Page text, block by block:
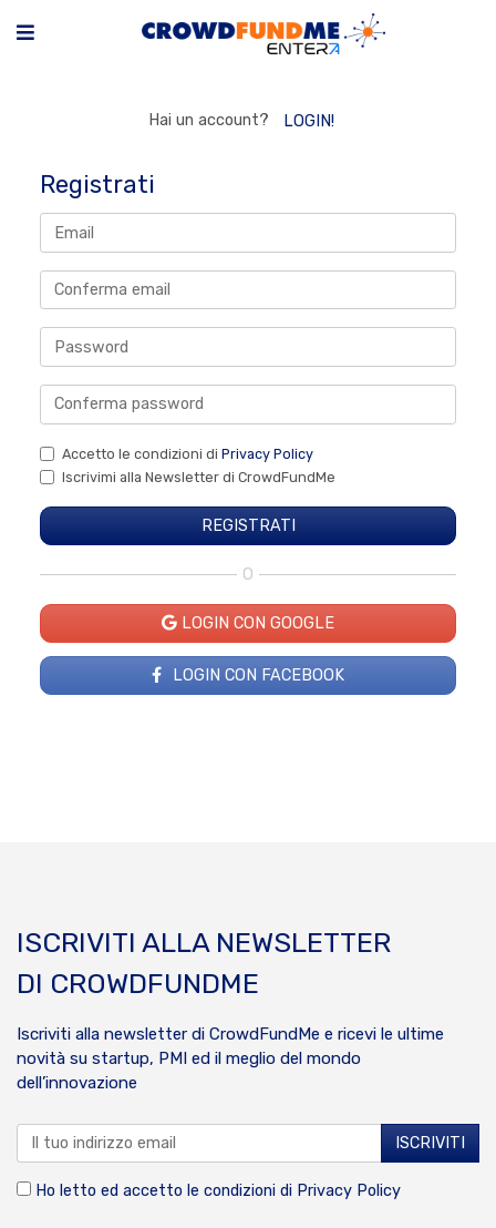
Hai un account? LOGIN!
Registrati
Accetto le condizioni di Privacy Policy
Iscrivimi alla Newsletter di CrowdFundMe
O
LOGIN CON GOOGLE
LOGIN CON FACEBOOK
ISCRIVITI ALLA NEWSLETTER
DI CROWDFUNDME
Iscriviti alla newsletter di CrowdFundMe e ricevi le ultime
novità su startup, PMI ed il meglio del mondo
dell’innovazione
Ho letto ed accetto le condizioni di Privacy Policy